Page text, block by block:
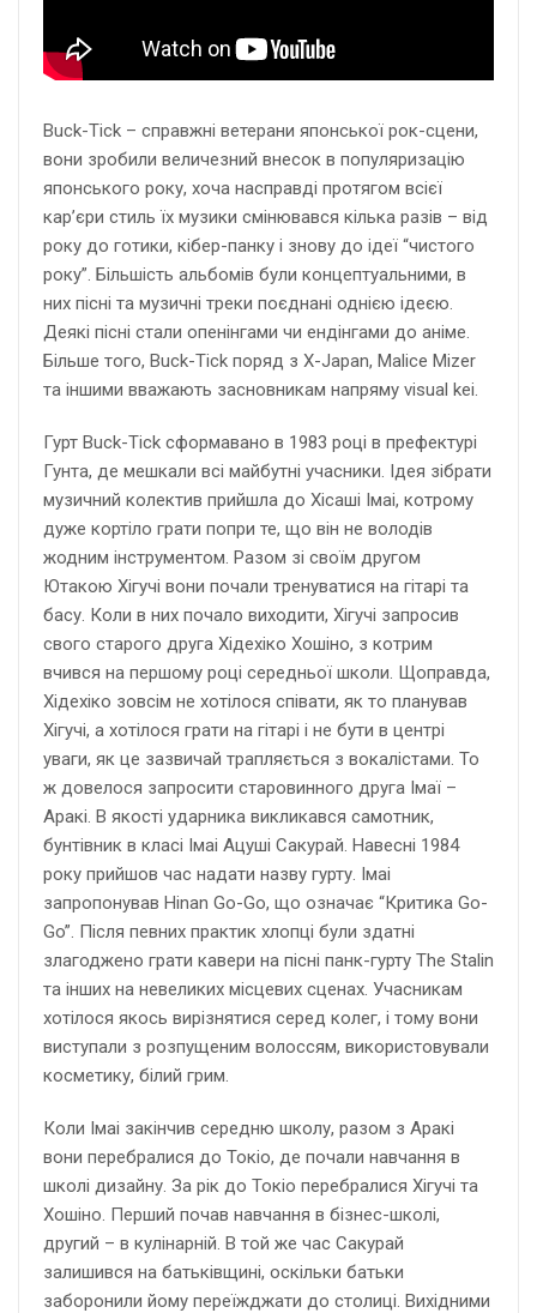
Buck-Tick – справжні ветерани японської рок-сцени,
вони зробили величезний внесок в популяризацію
японського року, хоча насправді протягом всієї
кар’єри стиль їх музики смінювався кілька разів – від
року до готики, кібер-панку і знову до ідеї “чистого
року”. Більшість альбомів були концептуальними, в
них пісні та музичні треки поєднані однією ідеєю.
Деякі пісні стали опенінгами чи ендінгами до аніме.
Більше того, Buck-Tick поряд з X-Japan, Malice Mizer
та іншими вважають засновникам напряму visual kei.
Гурт Buck-Tick сформавано в 1983 році в префектурі
Гунта, де мешкали всі майбутні учасники. Ідея зібрати
музичний колектив прийшла до Хісаші Імаі, котрому
дуже кортіло грати попри те, що він не володів
жодним інструментом. Разом зі своїм другом
Ютакою Хігучі вони почали тренуватися на гітарі та
басу. Коли в них почало виходити, Хігучі запросив
свого старого друга Хідехіко Хошіно, з котрим
вчився на першому році середньої школи. Щоправда,
Хідехіко зовсім не хотілося співати, як то планував
Хігучі, а хотілося грати на гітарі і не бути в центрі
уваги, як це зазвичай трапляється з вокалістами. То
ж довелося запросити старовинного друга Імаї –
Аракі. В якості ударника викликався самотник,
бунтівник в класі Імаі Ацуші Сакурай. Навесні 1984
року прийшов час надати назву гурту. Імаі
запропонував Hinan Go-Go, що означає “Критика Go-
Go”. Після певних практик хлопці були здатні
злагоджено грати кавери на пісні панк-гурту The Stalin
та інших на невеликих місцевих сценах. Учасникам
хотілося якось вирізнятися серед колег, і тому вони
виступали з розпущеним волоссям, використовували
косметику, білий грим.
Коли Імаі закінчив середню школу, разом з Аракі
вони перебралися до Токіо, де почали навчання в
школі дизайну. За рік до Токіо перебралися Хігучі та
Хошіно. Перший почав навчання в бізнес-школі,
другий – в кулінарній. В той же час Сакурай
залишився на батьківщині, оскільки батьки
заборонили йому переїжджати до столиці. Вихідними